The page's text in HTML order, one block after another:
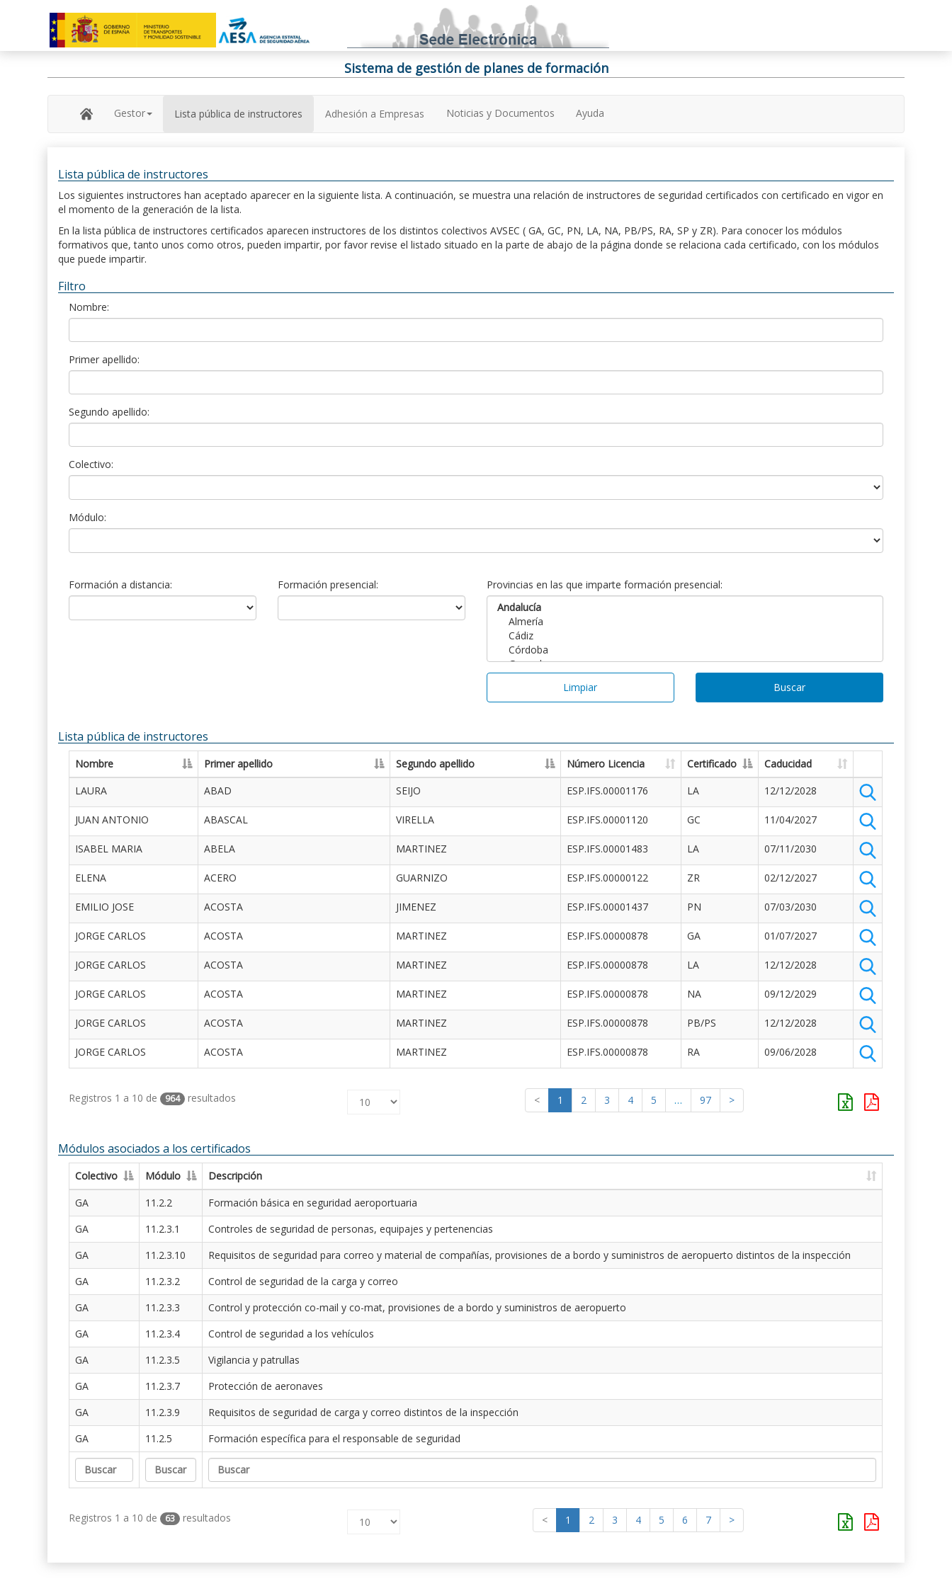
Sistema de gestión de planes de formación
Gestor Lista pública de instructores Adhesión a Empresas Noticias y Documentos Ayuda
Lista pública de instructores
Los siguientes instructores han aceptado aparecer en la siguiente lista. A continuación, se muestra una relación de instructores de seguridad certificados con certificado en vigor en
el momento de la generación de la lista.
En la lista pública de instructores certificados aparecen instructores de los distintos colectivos AVSEC ( GA, GC, PN, LA, NA, PB/PS, RA, SP y ZR). Para conocer los módulos
formativos que, tanto unos como otros, pueden impartir, por favor revise el listado situado en la parte de abajo de la página donde se relaciona cada certificado, con los módulos
que puede impartir.
Filtro
Nombre:
Primer apellido:
Segundo apellido:
Colectivo:
Módulo:
Formación a distancia: Formación presencial: Provincias en las que imparte formación presencial:
Limpiar Buscar
Lista pública de instructores
Nombre Primer apellido Segundo apellido Número Licencia Certificado
Caducidad
LAURA
ABAD SEIJO ESP.IFS.00001176 LA 12/12/2028
JUAN ANTONIO ABASCAL VIRELLA ESP.IFS.00001120 GC 11/04/2027
ISABEL MARIA ABELA MARTINEZ ESP.IFS.00001483 LA 07/11/2030
ELENA ACERO GUARNIZO ESP.IFS.00000122 ZR 02/12/2027
EMILIO JOSE ACOSTA JIMENEZ ESP.IFS.00001437 PN 07/03/2030
JORGE CARLOS ACOSTA MARTINEZ ESP.IFS.00000878 GA 01/07/2027
JORGE CARLOS ACOSTA MARTINEZ ESP.IFS.00000878 LA 12/12/2028
JORGE CARLOS ACOSTA MARTINEZ ESP.IFS.00000878 NA 09/12/2029
JORGE CARLOS ACOSTA MARTINEZ ESP.IFS.00000878 PB/PS 12/12/2028
JORGE CARLOS ACOSTA MARTINEZ ESP.IFS.00000878 RA 09/06/2028
Registros 1 a 10 de 964 resultados < 1 2 3 4 5 … 97 >
Módulos asociados a los certificados
Colectivo Módulo
Descripción
GA
11.2.2
Formación básica en seguridad aeroportuaria
GA
11.2.3.1
Controles de seguridad de personas, equipajes y pertenencias
GA
11.2.3.10
Requisitos de seguridad para correo y material de compañías, provisiones de a bordo y suministros de aeropuerto distintos de la inspección
GA
11.2.3.2
Control de seguridad de la carga y correo
GA
11.2.3.3
Control y protección co-mail y co-mat, provisiones de a bordo y suministros de aeropuerto
GA
11.2.3.4
Control de seguridad a los vehículos
GA
11.2.3.5
Vigilancia y patrullas
GA
11.2.3.7
Protección de aeronaves
GA
11.2.3.9
Requisitos de seguridad de carga y correo distintos de la inspección
GA
11.2.5 Formación específica para el responsable de seguridad
Registros 1 a 10 de 63 resultados < 1 2 3 4 5 6 7 >